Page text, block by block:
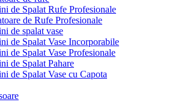
de Spalat Rufe Profesionale
de Rufe Profesionale
de spalat vase
de Spalat Vase Incorporabile
de Spalat Vase Profesionale
de Spalat Pahare
de Spalat Vase cu Capota